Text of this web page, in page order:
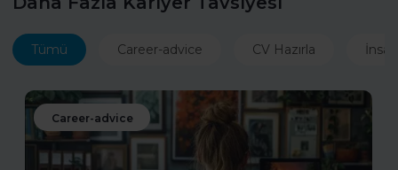
Tümü Career-advice CV Hazırla
Career-advice